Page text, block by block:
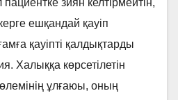
пациентке зиян келтірмейтін,
ешқандай қауіп
қауіпті қалдықтарды
Халыққа көрсетілетін
ұлғаюы, оның